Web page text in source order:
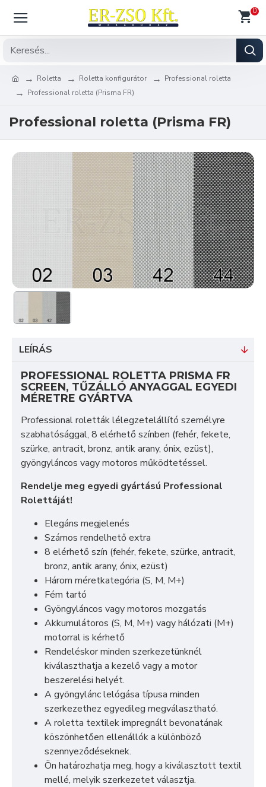
0
Roletta Roletta konfigurátor
Professional roletta
Professional roletta (Prisma FR)
Professional roletta (Prisma FR)
LEÍRÁS
PROFESSIONAL ROLETTA PRISMA FR
SCREEN, TŰZÁLLÓ ANYAGGAL EGYEDI
MÉRETRE GYÁRTVA
Professional roletták lélegzetelállító személyre
szabhatósággal, 8 elérhető színben (fehér, fekete,
szürke, antracit, bronz, antik arany, ónix, ezüst),
gyöngyláncos vagy motoros működtetéssel.
Rendelje meg egyedi gyártású Professional
Rolettáját!
Elegáns megjelenés
Számos rendelhető extra
8 elérhető szín (fehér, fekete, szürke, antracit,
bronz, antik arany, ónix, ezüst)
Három méretkategória (S, M, M+)
Fém tartó
Gyöngyláncos vagy motoros mozgatás
Akkumulátoros (S, M, M+) vagy hálózati (M+)
motorral is kérhető
Rendeléskor minden szerkezetünknél
kiválaszthatja a kezelő vagy a motor
beszerelési helyét.
A gyöngylánc lelógása típusa minden
szerkezethez egyedileg megválasztható.
A roletta textilek impregnált bevonatának
köszönhetően ellenállók a különböző
szennyeződéseknek.
Ön határozhatja meg, hogy a kiválasztott textil
mellé, melyik szerkezetet választja.